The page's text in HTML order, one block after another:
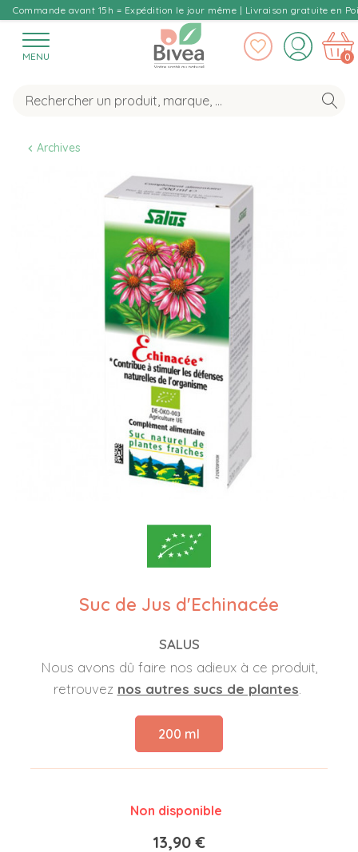
Commande avant 15h = Expédition le jour même | Livraison gratuite en
MENU 0
Archives
Suc de Jus d'Echinacée
SALUS
Nous avons dû faire nos adieux à ce produit,
retrouvez nos autres sucs de plantes.
200 ml
Non disponible
13,90 €